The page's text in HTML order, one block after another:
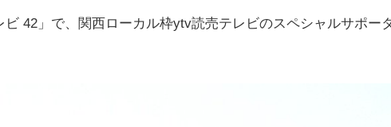
42」で、関西ローカル枠ytv読売テレビのスペシャルサポー